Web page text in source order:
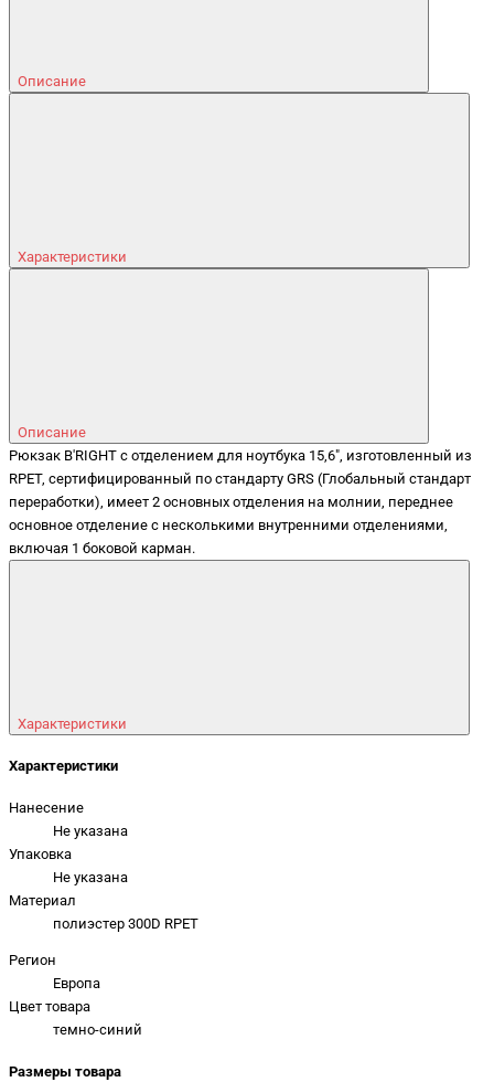
Описание
Характеристики
Описание
Рюкзак B'RIGHT с отделением для ноутбука 15,6", изготовленный из
RPET, сертифицированный по стандарту GRS (Глобальный стандарт
переработки), имеет 2 основных отделения на молнии, переднее
основное отделение с несколькими внутренними отделениями,
включая 1 боковой карман.
Характеристики
Характеристики
Нанесение
Не указана
Упаковка
Не указана
Материал
полиэстер 300D RPET
Регион
Европа
Цвет товара
темно-синий
Размеры товара